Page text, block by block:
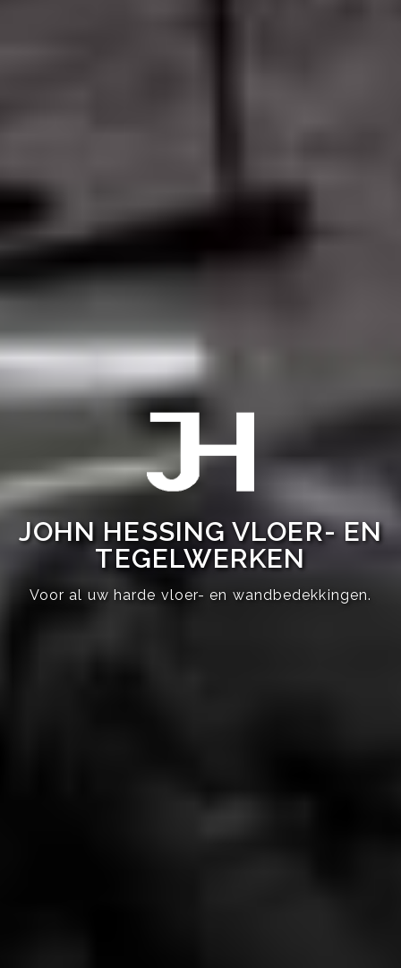
JOHN HESSING VLOER- EN
TEGELWERKEN
Voor al uw harde vloer- en wandbedekkingen.